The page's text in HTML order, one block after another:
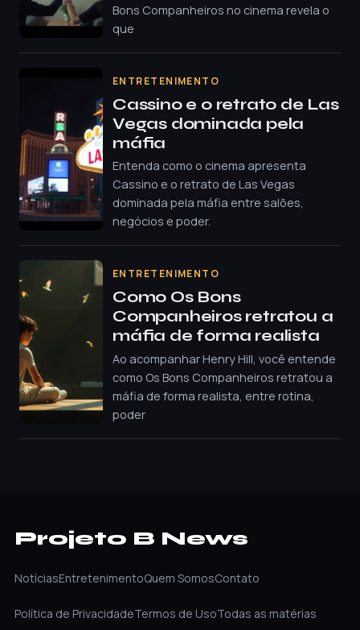
Bons Companheiros no cinema revela o
que
ENTRETENIMENTO
Cassino e o retrato de Las
Vegas dominada pela
máfia
Entenda como o cinema apresenta
Cassino e o retrato de Las Vegas
dominada pela máfia entre salões,
negócios e poder.
ENTRETENIMENTO
Como Os Bons
Companheiros retratou a
máfia de forma realista
Ao acompanhar Henry Hill, você entende
como Os Bons Companheiros retratou a
máfia de forma realista, entre rotina,
poder
Projeto B News
NotíciasEntretenimentoQuem SomosContato
Política de PrivacidadeTermos de UsoTodas as matérias